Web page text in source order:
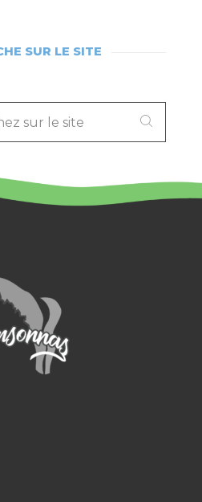
SUR LE SITE
RECHERCHEZ
LE
SITE